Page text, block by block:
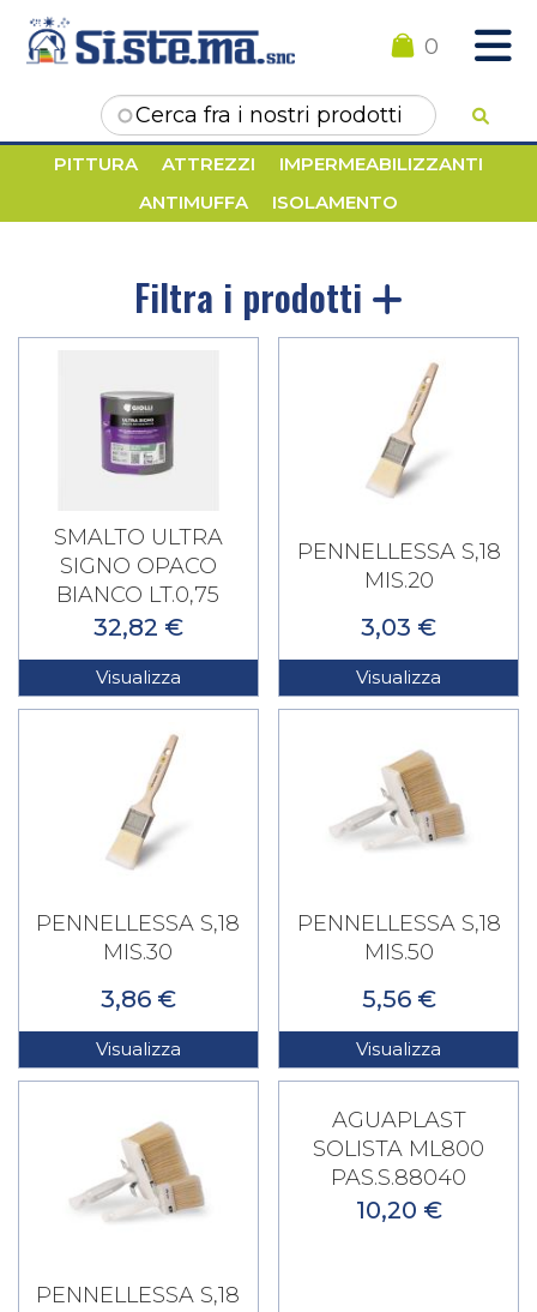
0
Form di ricerca
PITTURA ATTREZZI
IMPERMEABILIZZANTI
ANTIMUFFA
ISOLAMENTO
Filtra i prodotti
SMALTO ULTRA
SIGNO OPACO
BIANCO LT.0,75
32,82 €
Visualizza
PENNELLESSA S,18
MIS.20
3,03 €
Visualizza
PENNELLESSA S,18
MIS.30
3,86 €
Visualizza
PENNELLESSA S,18
MIS.50
5,56 €
Visualizza
PENNELLESSA S,18
AGUAPLAST
SOLISTA ML800
PAS.S.88040
10,20 €